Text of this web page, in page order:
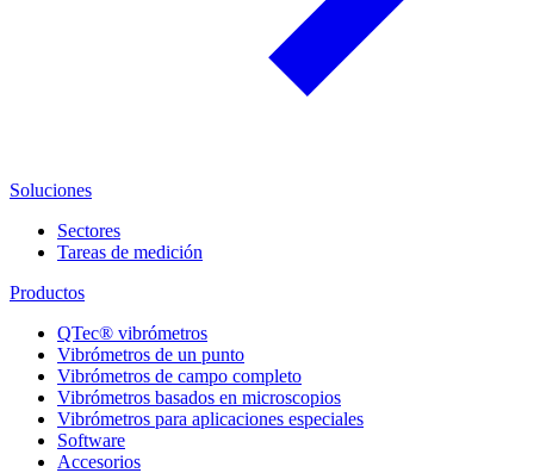
Soluciones
Sectores
Tareas de medición
Productos
QTec® vibrómetros
Vibrómetros de un punto
Vibrómetros de campo completo
Vibrómetros basados en microscopios
Vibrómetros para aplicaciones especiales
Software
Accesorios